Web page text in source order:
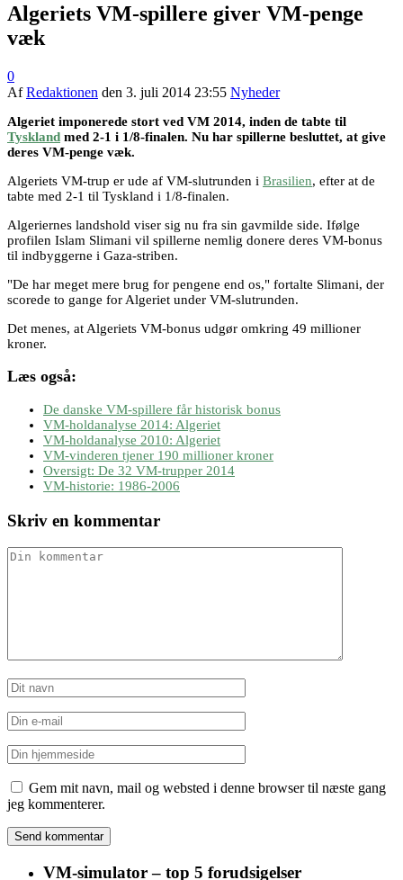
Algeriets VM-spillere giver VM-penge
væk
0
AfRedaktionen den 3. juli 2014 23:55 Nyheder
Algeriet imponerede stort ved VM 2014, inden de tabte til
Tyskland med 2-1 i 1/8-finalen. Nu har spillerne besluttet, at give
deres VM-penge væk.
Algeriets VM-trup er ude af VM-slutrunden i Brasilien, efter at de
tabte med 2-1 til Tyskland i 1/8-finalen.
Algeriernes landshold viser sig nu fra sin gavmilde side. Ifølge
profilen Islam Slimani vil spillerne nemlig donere deres VM-bonus
til indbyggerne i Gaza-striben.
"De har meget mere brug for pengene end os," fortalte Slimani, der
scorede to gange for Algeriet under VM-slutrunden.
Det menes, at Algeriets VM-bonus udgør omkring 49 millioner
kroner.
Læs også:
De danske VM-spillere får historisk bonus
VM-holdanalyse 2014: Algeriet
VM-holdanalyse 2010: Algeriet
VM-vinderen tjener 190 millioner kroner
Oversigt: De 32 VM-trupper 2014
VM-historie: 1986-2006
Skriv en kommentar
Gem mit navn, mail og websted i denne browser til næste gang
jeg kommenterer.
VM-simulator – top 5 forudsigelser